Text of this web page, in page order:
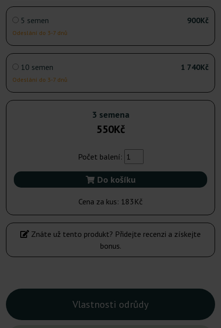
5 semen
Odeslání do 3-7 dnů
900Kč
10 semen
Odeslání do 3-7 dnů
1 740Kč
3 semena
550Kč
Počet balení:
Do košíku
Cena za kus: 183Kč
Znáte už tento produkt? Přidejte recenzi a získejte
bonus.
Vlastnosti odrůdy